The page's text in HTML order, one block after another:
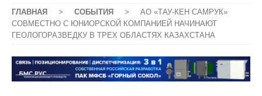
ГЛАВНАЯ > СОБЫТИЯ >
АО «ТАУ-КЕН САМРУК»
СОВМЕСТНО С ЮНИОРСКОЙ КОМПАНИЕЙ НАЧИНАЮТ
ГЕОЛОГОРАЗВЕДКУ В ТРЕХ ОБЛАСТЯХ КАЗАХСТАНА